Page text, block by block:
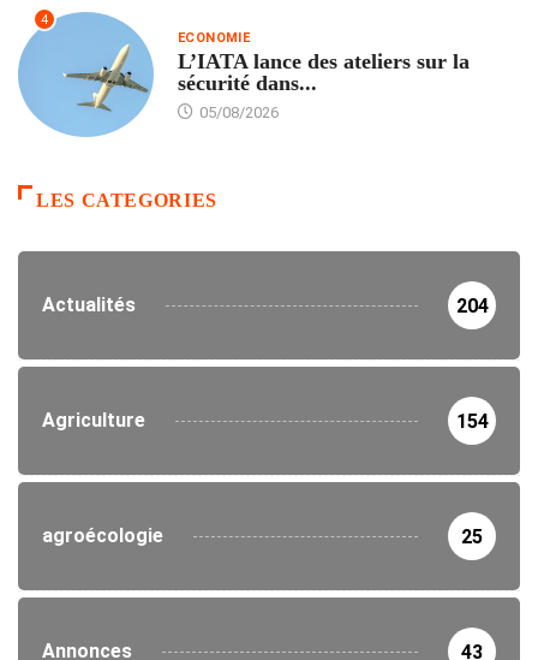
4
ECONOMIE
L’IATA lance des ateliers sur la
sécurité dans...
05/08/2026
LES CATEGORIES
Actualités 204
Agriculture 154
agroécologie 25
Annonces 43